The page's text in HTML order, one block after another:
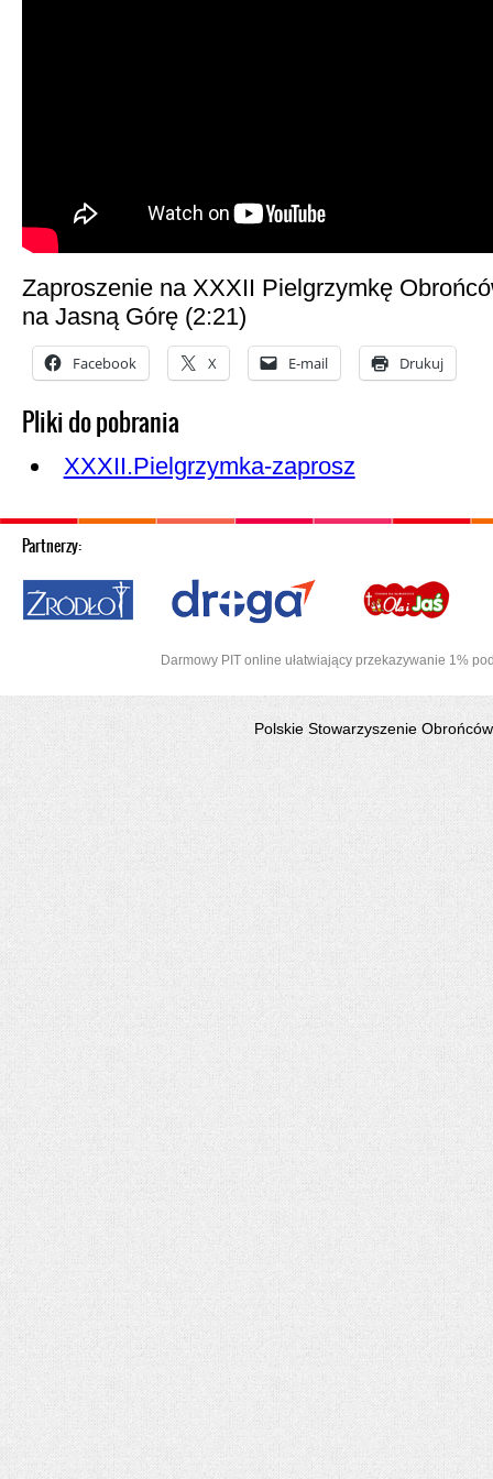
Zaproszenie na XXXII Pielgrzymkę
na Jasną Górę (2:21)
Facebook X E-mail Drukuj
Pliki do pobrania
XXXII.Pielgrzymka-zaprosz
Partnerzy:
Darmowy PIT online ułatwiający przekazywanie 1%
Polskie Stowarzyszenie